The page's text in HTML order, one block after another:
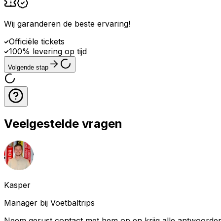
Wij garanderen de beste ervaring!
Officiële tickets
100% levering op tijd
Volgende stap
Veelgestelde vragen
Kasper
Manager bij Voetbaltrips